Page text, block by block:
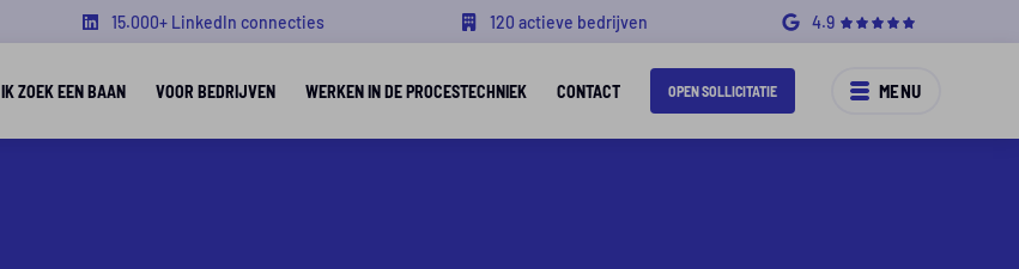
15.000+ LinkedIn connecties 120 actieve bedrijven 4.9
IK ZOEK EEN BAAN VOOR BEDRIJVEN WERKEN IN DE PROCESTECHNIEK CONTACT OPEN SOLLICITATIE MENU